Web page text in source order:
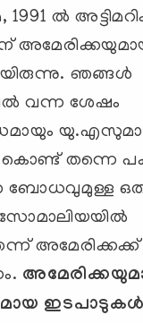
ല്‍
ഞങ്ങള്‍
വന്ന ശേഷം
തന്നെ
ബോധവുമുള്ള
ഇടപാടുകള്‍